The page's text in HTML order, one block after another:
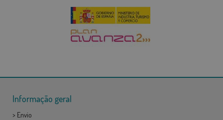
Informação geral
> Envio